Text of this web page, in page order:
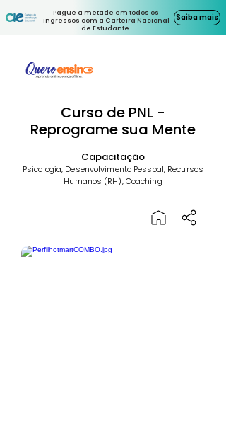
Pague a metade em todos os
ingressos com a Carteira Nacional
de Estudante.
Saiba mais
Curso de PNL -
Reprograme sua Mente
Capacitação
Psicologia, Desenvolvimento Pessoal, Recursos
Humanos (RH), Coaching